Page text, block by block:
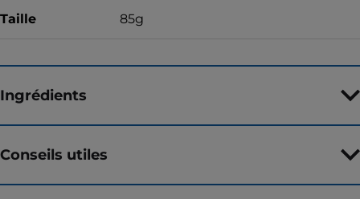
Taille 85g
Ingrédients
Conseils utiles